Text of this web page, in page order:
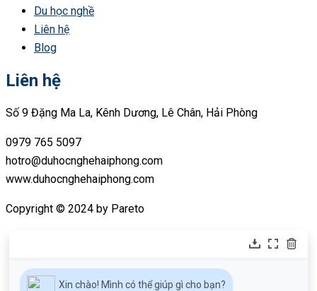
Du học nghề
Liên hệ
Blog
Liên hệ
Số 9 Đặng Ma La, Kênh Dương, Lê Chân, Hải Phòng
0979 765 5097
hotro@duhocnghehaiphong.com
www.duhocnghehaiphong.com
Copyright © 2024 by Pareto
Xin chào! Mình có thể giúp gì cho bạn?